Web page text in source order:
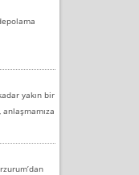
yakın bir